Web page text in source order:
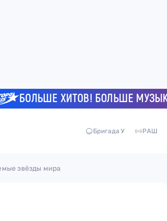
ХИТОВ! БОЛЬШЕ МУЗЫКИ!
Бригада У РАШ
звёзды мира